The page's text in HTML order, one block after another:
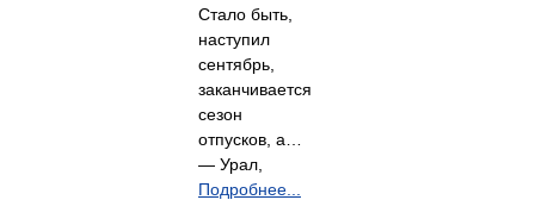
Стало быть,
наступил
сентябрь,
заканчивается
сезон
отпусков, а…
— Урал,
Подробнее...